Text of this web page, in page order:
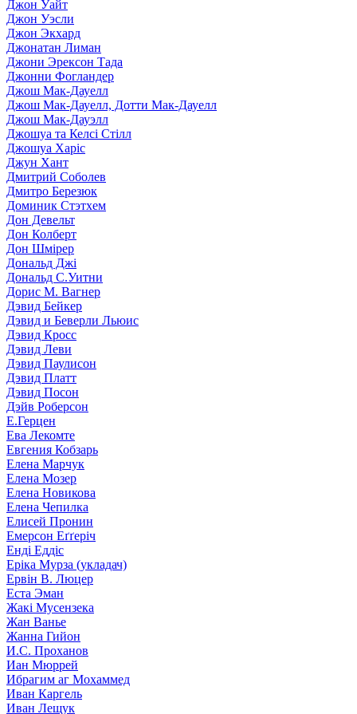
Джон Уайт
Джон Уэсли
Джон Экхард
Джонатан Лиман
Джони Эрексон Тада
Джонни Фогландер
Джош Мак-Дауелл
Джош Мак-Дауелл, Дотти Мак-Дауелл
Джош Мак-Дауэлл
Джошуа та Келсі Стілл
Джошуа Харіс
Джун Хант
Дмитрий Соболев
Дмитро Березюк
Доминик Стэтхем
Дон Девельт
Дон Колберт
Дон Шмірер
Дональд Джі
Дональд С.Уитни
Дорис М. Вагнер
Дэвид Бейкер
Дэвид и Беверли Льюис
Дэвид Кросс
Дэвид Леви
Дэвид Паулисон
Дэвид Платт
Дэвид Посон
Дэйв Роберсон
Е.Герцен
Ева Лекомте
Евгения Кобзарь
Елена Марчук
Елена Мозер
Елена Новикова
Елена Чепилка
Елисей Пронин
Емерсон Еґґеріч
Енді Еддіс
Еріка Мурза (укладач)
Ервін В. Люцер
Еста Эман
Жакі Мусензека
Жан Ванье
Жанна Гийон
И.С. Проханов
Иан Мюррей
Ибрагим аг Мохаммед
Иван Каргель
Иван Лещук